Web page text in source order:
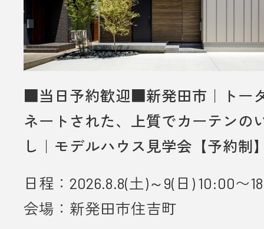
をご検討されているお客様のみ対象
いただきます。
・プレゼントは、1名様（1家族様）1
・未成年者様のみのご来場は対象外
・弊社のアンケートにご協力してい
とが条件となります。
■ 個人情報の取り扱いについて
・ご入力いただきました情報は「
■当日予約歓迎■新発田市｜トー
ネートされた、上質でカーテンの
し｜モデルハウス見学会【予約制
日程：2026.8.8(土)～9(日) 10:00〜
会場：新発田市住吉町